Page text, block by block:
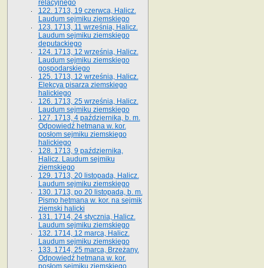
relacyjnego
122. 1713, 19 czerwca, Halicz.
Laudum sejmiku ziemskiego
123. 1713, 11 września, Halicz.
Laudum sejmiku ziemskiego
deputackiego
124. 1713, 12 września, Halicz.
Laudum sejmiku ziemskiego
gospodarskiego
125. 1713, 12 września, Halicz.
Elekcya pisarza ziemskiego
halickiego
126. 1713, 25 września, Halicz.
Laudum sejmiku ziemskiego
127. 1713, 4 października, b. m.
Odpowiedź hetmana w. kor.
posłom sejmiku ziemskiego
halickiego
128. 1713, 9 października,
Halicz. Laudum sejmiku
ziemskiego
129. 1713, 20 listopada, Halicz.
Laudum sejmiku ziemskiego
130. 1713, po 20 listopada, b. m.
Pismo hetmana w. kor. na sejmik
ziemski halicki
131. 1714, 24 stycznia, Halicz.
Laudum sejmiku ziemskiego
132. 1714, 12 marca, Halicz.
Laudum sejmiku ziemskiego
133. 1714, 25 marca, Brzeżany.
Odpowiedź hetmana w. kor.
posłom sejmiku ziemskiego